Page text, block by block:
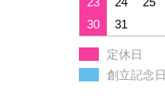
30
31
定休日
創立記念日